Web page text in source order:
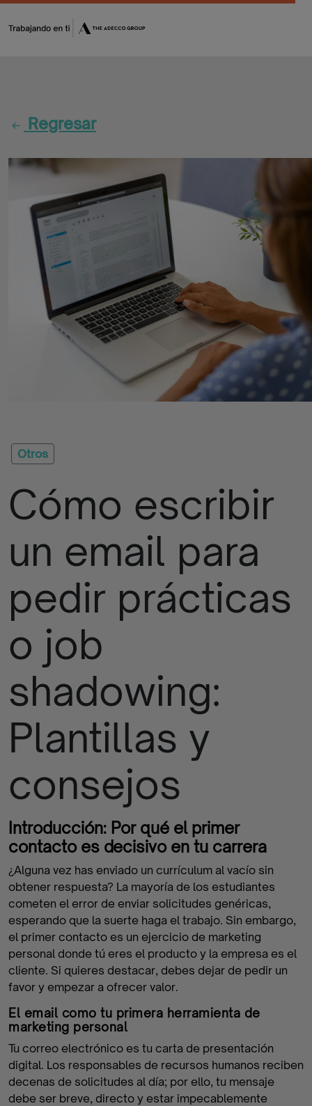
Encuentra
oportunidad
Flash
Jobs
Maker
Quizzes
Iniciativa
Contacto
Empresas
Blog
Programas
finalizados
Regresar
Otros
Cómo escribir
un email para
pedir prácticas
o job
shadowing:
Plantillas y
consejos
Introducción: Por qué el primer
contacto es decisivo en tu carrera
¿Alguna vez has enviado un currículum al vacío sin
obtener respuesta? La mayoría de los estudiantes
cometen el error de enviar solicitudes genéricas,
esperando que la suerte haga el trabajo. Sin embargo,
el primer contacto es un ejercicio de marketing
personal donde tú eres el producto y la empresa es el
cliente. Si quieres destacar, debes dejar de pedir un
favor y empezar a ofrecer valor.
El email como tu primera herramienta de
marketing personal
Tu correo electrónico es tu carta de presentación
digital. Los responsables de recursos humanos reciben
decenas de solicitudes al día; por ello, tu mensaje
debe ser breve, directo y estar impecablemente